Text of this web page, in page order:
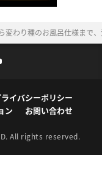
変わり種のお風呂仕様まで
イバシーポリシー
ン お問い合わせ
All rights reserved.